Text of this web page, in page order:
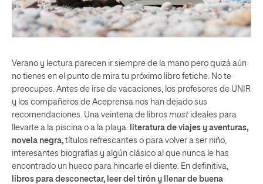
Verano y lectura parecen ir siempre de la mano pero quizá aún
no tienes en el punto de mira tu próximo libro fetiche. No te
preocupes. Antes de irse de vacaciones, los profesores de UNIR
y los compañeros de Aceprensa nos han dejado sus
recomendaciones. Una veintena de libros must ideales para
llevarte a la piscina o a la playa:
literatura de viajes y aventuras,
novela negra, títulos refrescantes o para volver a ser niño,
interesantes biografías y algún clásico al que nunca le has
encontrado un hueco para hincarle el diente. En definitiva,
libros para desconectar, leer del tirón y llenar de buena